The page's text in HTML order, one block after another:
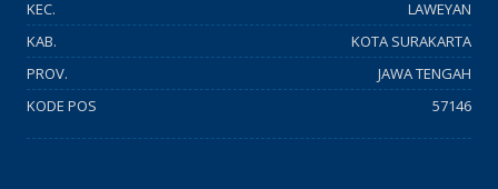
KEC.
LAWEYAN
KAB.
KOTA SURAKARTA
PROV.
JAWA TENGAH
KODE POS
57146